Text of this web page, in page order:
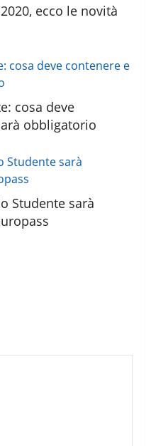
ecco le novità
cosa deve
obbligatorio
Studente sarà